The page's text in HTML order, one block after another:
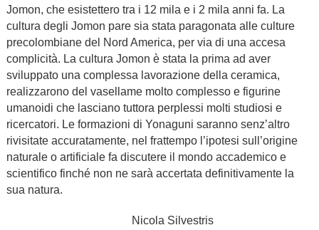
Jomon, che esistettero tra i 12 mila e i 2 mila anni fa. La
cultura degli Jomon pare sia stata paragonata alle culture
precolombiane del Nord America, per via di una accesa
complicità. La cultura Jomon è stata la prima ad aver
sviluppato una complessa lavorazione della ceramica,
realizzarono del vasellame molto complesso e figurine
umanoidi che lasciano tuttora perplessi molti studiosi e
ricercatori. Le formazioni di Yonaguni saranno senz’altro
rivisitate accuratamente, nel frattempo l’ipotesi sull’origine
naturale o artificiale fa discutere il mondo accademico e
scientifico finché non ne sarà accertata definitivamente la
sua natura.
Nicola Silvestris